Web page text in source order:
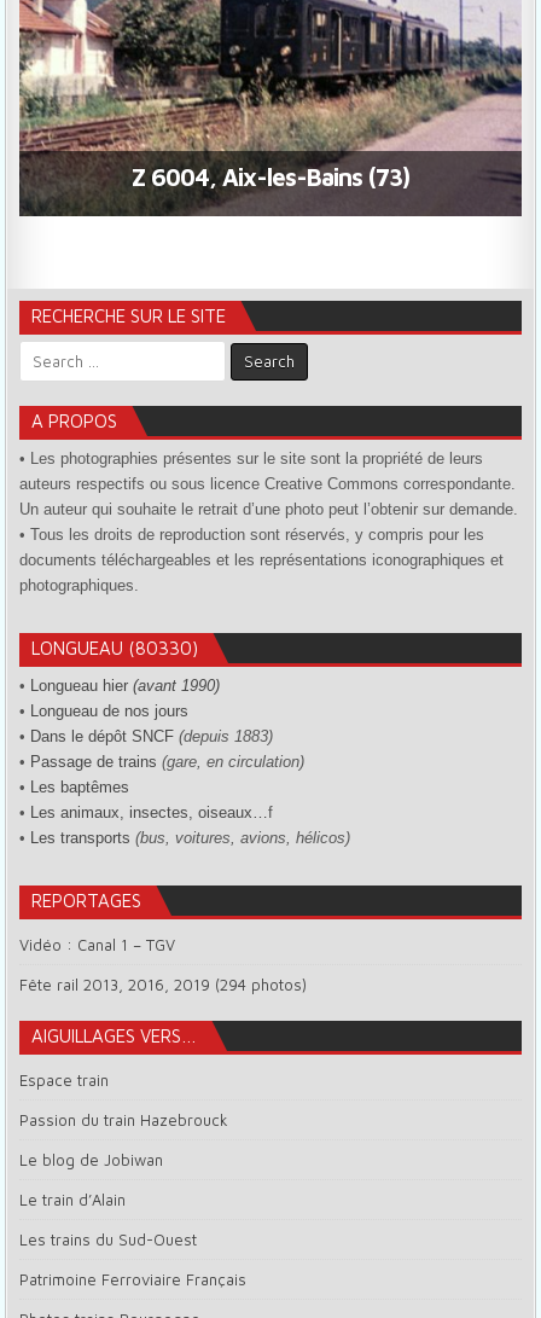
Z 6004, Aix-les-Bains (73)
RECHERCHE SUR LE SITE
Search for:
A PROPOS
• Les photographies présentes sur le site sont la propriété de leurs
auteurs respectifs ou sous licence Creative Commons correspondante.
Un auteur qui souhaite le retrait d’une photo peut l’obtenir sur demande.
• Tous les droits de reproduction sont réservés, y compris pour les
documents téléchargeables et les représentations iconographiques et
photographiques.
LONGUEAU (80330)
• Longueau hier (avant 1990)
• Longueau de nos jours
• Dans le dépôt SNCF (depuis 1883)
• Passage de trains (gare, en circulation)
• Les baptêmes
• Les animaux, insectes, oiseaux…f
• Les transports (bus, voitures, avions, hélicos)
REPORTAGES
Vidéo : Canal 1 – TGV
Fête rail 2013, 2016, 2019 (294 photos)
AIGUILLAGES VERS…
Espace train
Passion du train Hazebrouck
Le blog de Jobiwan
Le train d’Alain
Les trains du Sud-Ouest
Patrimoine Ferroviaire Français